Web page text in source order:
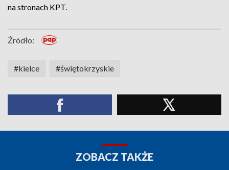
na stronach KPT.
Źródło:
#kielce #świętokrzyskie
ZOBACZ TAKŻE